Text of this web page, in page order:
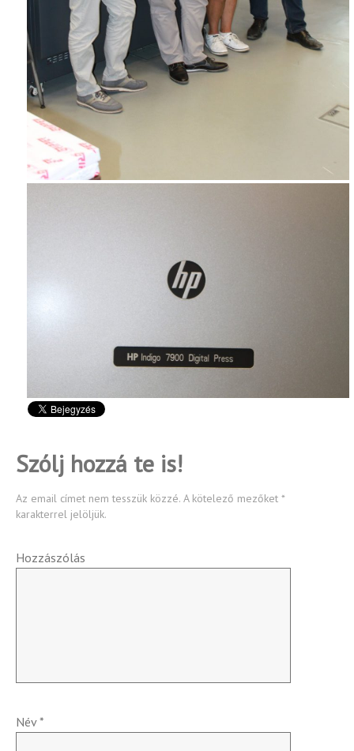
Szólj hozzá te is!
Az email címet nem tesszük közzé. A kötelező mezőket *
karakterrel jelöljük.
Hozzászólás
Név*